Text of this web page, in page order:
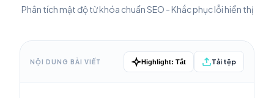
Phân tích mật độ từ khóa chuẩn SEO - Khắc phục lỗi hiển thị
NỘI DUNG BÀI VIẾT Highlight: Tắt Tải tệp